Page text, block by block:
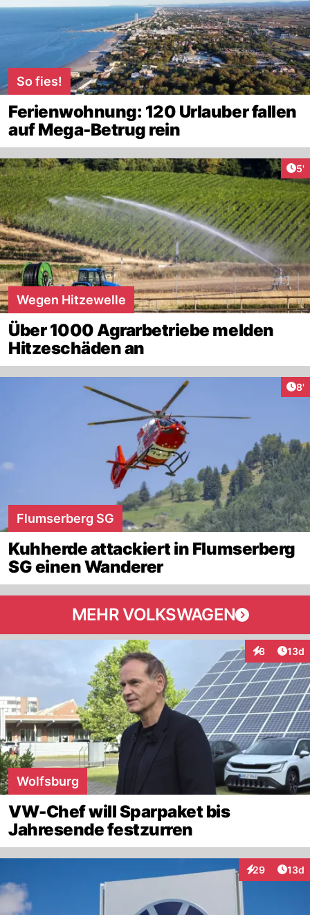
So fies!
Ferienwohnung: 120 Urlauber fallen
auf Mega-Betrug rein
5'
Wegen Hitzewelle
Über 1000 Agrarbetriebe melden
Hitzeschäden an
8'
Flumserberg SG
Kuhherde attackiert in Flumserberg
SG einen Wanderer
MEHR VOLKSWAGEN
8
Interaktionen
13d
Wolfsburg
VW-Chef will Sparpaket bis
Jahresende festzurren
29
Interaktionen
13d